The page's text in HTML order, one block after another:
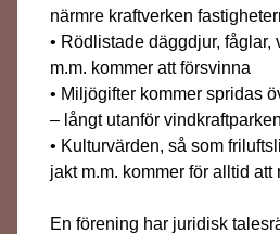
närmre kraftverken
• Rödlistade däggdjur, fåglar,
m.m. kommer att försvinna
• Miljögifter kommer spridas
– långt utanför
• Kulturvärden, så som
jakt m.m. kommer för alltid att
En förening har juridisk